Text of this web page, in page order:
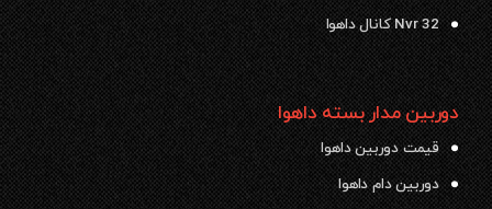
Nvr 32 کانال داهوا
دوربین مدار بسته داهوا
قیمت دوربین داهوا
دوربین دام داهوا